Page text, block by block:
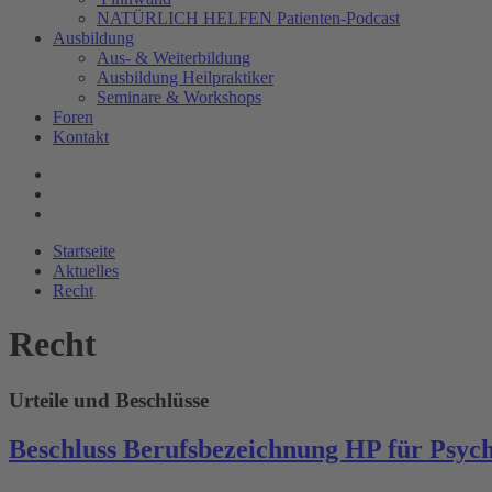
NATÜRLICH HELFEN Patienten-Podcast
Ausbildung
Aus- & Weiterbildung
Ausbildung Heilpraktiker
Seminare & Workshops
Foren
Kontakt
Startseite
Aktuelles
Recht
Recht
Urteile und Beschlüsse
Beschluss Berufsbezeichnung HP für